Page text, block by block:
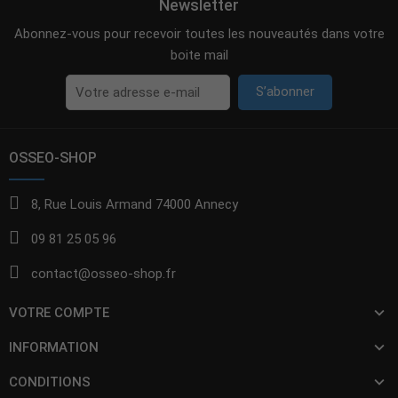
Newsletter
Abonnez-vous pour recevoir toutes les nouveautés dans votre
boite mail
S’abonner
OSSEO-SHOP
8, Rue Louis Armand 74000 Annecy
09 81 25 05 96
contact@osseo-shop.fr
VOTRE COMPTE
INFORMATION
CONDITIONS